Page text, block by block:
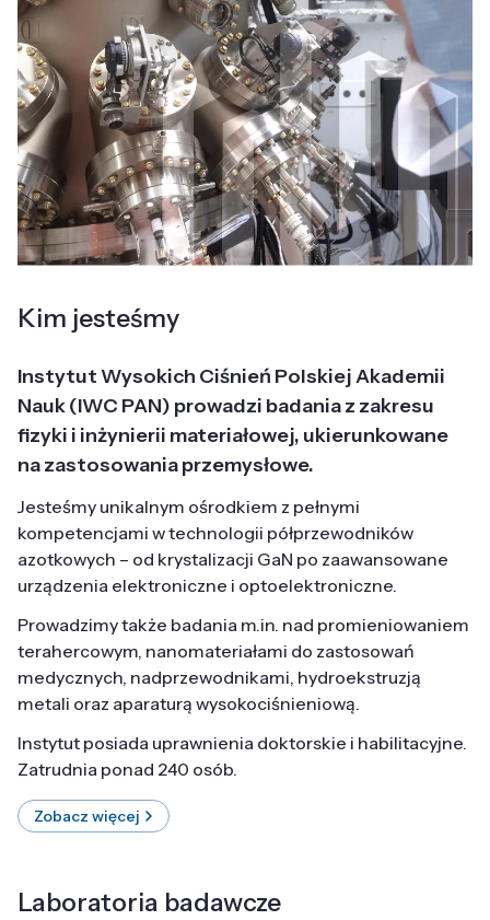
Kim jesteśmy
Instytut Wysokich Ciśnień Polskiej Akademii
Nauk (IWC PAN) prowadzi badania z zakresu
fizyki i inżynierii materiałowej, ukierunkowane
na zastosowania przemysłowe.
Jesteśmy unikalnym ośrodkiem z pełnymi
kompetencjami w technologii półprzewodników
azotkowych – od krystalizacji GaN po zaawansowane
urządzenia elektroniczne i optoelektroniczne.
Prowadzimy także badania m.in. nad promieniowaniem
terahercowym, nanomateriałami do zastosowań
medycznych, nadprzewodnikami, hydroekstruzją
metali oraz aparaturą wysokociśnieniową.
Instytut posiada uprawnienia doktorskie i habilitacyjne.
Zatrudnia ponad 240 osób.
Zobacz więcej
Laboratoria badawcze